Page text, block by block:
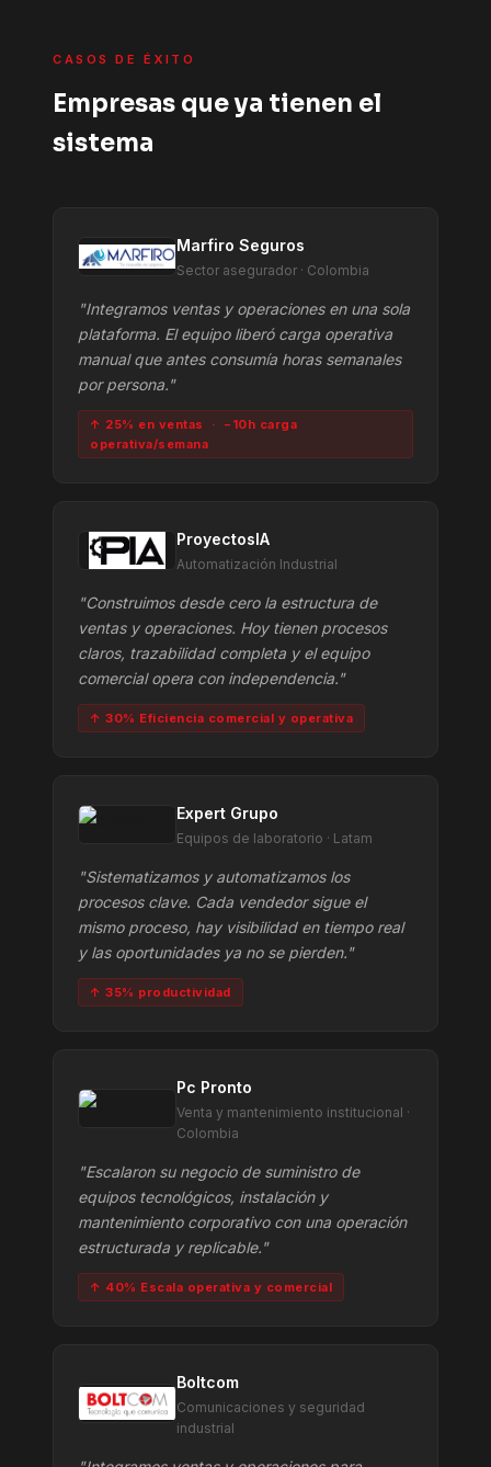
CASOS DE ÉXITO
Empresas que ya tienen el
sistema
Marfiro Seguros
Sector asegurador · Colombia
"Integramos ventas y operaciones en una sola
plataforma. El equipo liberó carga operativa
manual que antes consumía horas semanales
por persona."
↑ 25% en ventas · −10h carga
operativa/semana
ProyectosIA
Automatización Industrial
"Construimos desde cero la estructura de
ventas y operaciones. Hoy tienen procesos
claros, trazabilidad completa y el equipo
comercial opera con independencia."
↑ 30% Eficiencia comercial y operativa
Expert Grupo
Equipos de laboratorio · Latam
"Sistematizamos y automatizamos los
procesos clave. Cada vendedor sigue el
mismo proceso, hay visibilidad en tiempo real
y las oportunidades ya no se pierden."
↑ 35% productividad
Pc Pronto
Venta y mantenimiento institucional ·
Colombia
"Escalaron su negocio de suministro de
equipos tecnológicos, instalación y
mantenimiento corporativo con una operación
estructurada y replicable."
↑ 40% Escala operativa y comercial
Boltcom
Comunicaciones y seguridad
industrial